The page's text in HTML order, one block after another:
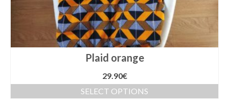
Plaid orange
29.90€
SELECT OPTIONS